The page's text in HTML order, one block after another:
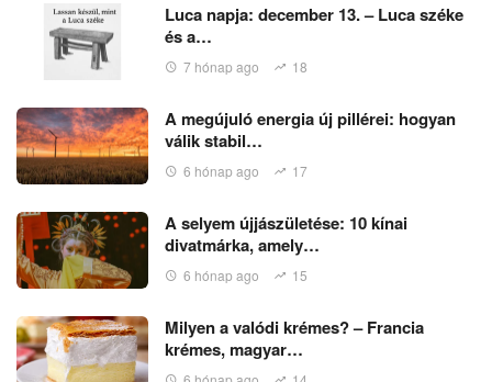
Luca napja: december 13. – Luca széke
és a…
7 hónap ago 18
A megújuló energia új pillérei: hogyan
válik stabil…
6 hónap ago 17
A selyem újjászületése: 10 kínai
divatmárka, amely…
6 hónap ago 15
Milyen a valódi krémes? – Francia
krémes, magyar…